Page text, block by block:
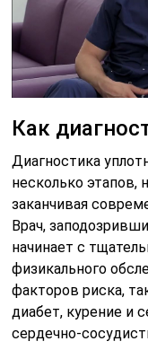
Как
Диагностика
несколько этапов,
заканчивая
Врач,
начинает с
физикального
факторов риска,
диабет, курение и
сердечно-